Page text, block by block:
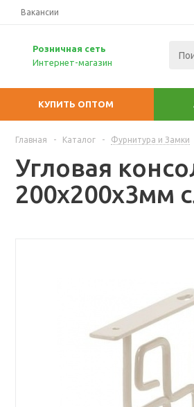
Вакансии
Розничная сеть
Интернет-магазин
КУПИТЬ ОПТОМ
Главная - Каталог - Фурнитура и Замки
Угловая
200х200х3мм